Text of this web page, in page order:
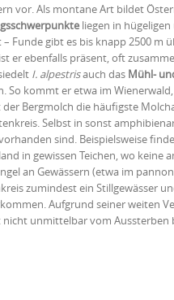
vor. Als montane Art bildet
liegen in
Funde gibt es bis knapp 2500 m
er ebenfalls präsent, oft
I. alpestrisauch das Mühl-
So kommt er etwa im
Bergmolch die häufigste
Selbst in sonst
sind. Beispielsweise
in gewissen Teichen, wo keine
an Gewässern (etwa im
zumindest ein Stillgewässer
Aufgrund seiner weiten
nicht unmittelbar vom Aussterben